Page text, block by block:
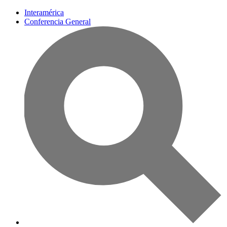
Interamérica
Conferencia General